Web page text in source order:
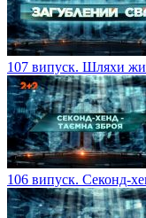
107 випуск. Шляхи
106 випуск. Секонд-